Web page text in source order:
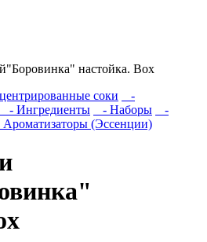
настойка. Box
соки
-
- Ингредиенты - Наборы
-
(Эссенции)